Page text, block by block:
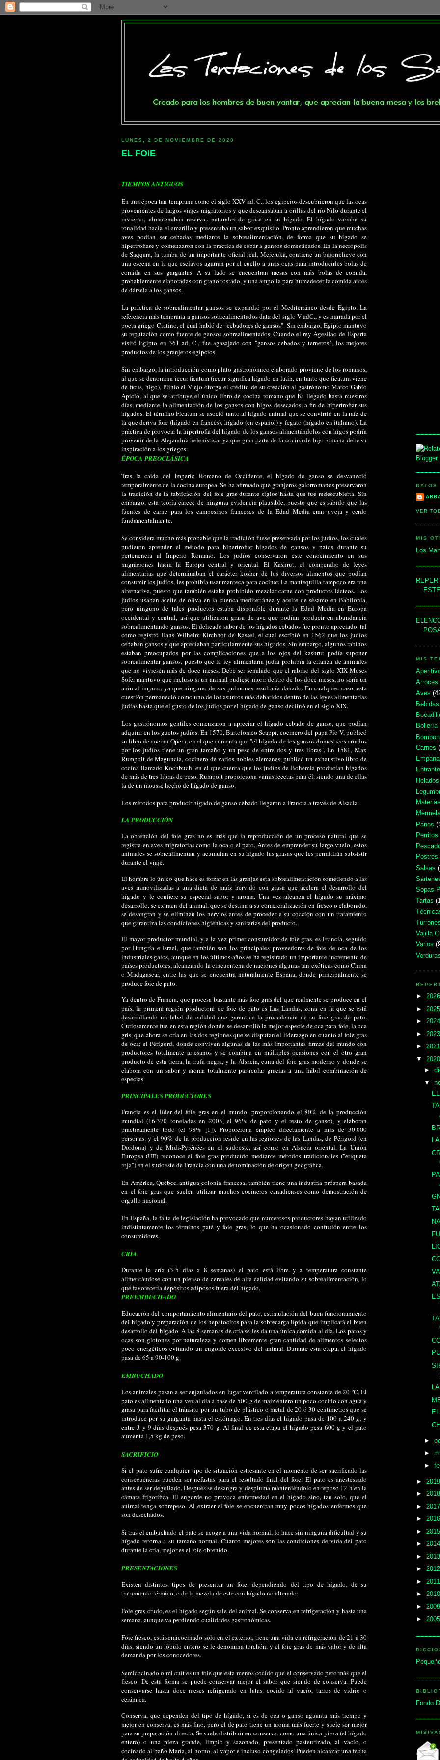
LUNES, 2 DE NOVIEMBRE DE 2020
EL FOIE
TIEMPOS ANTIGUOS
En una época tan temprana como el siglo XXV ad. C., los egipcios descubrieron que las ocas
provenientes de largos viajes migratorios y que descansaban a orillas del río Nilo durante el
invierno, almacenaban reservas naturales de grasa en su hígado. El hígado variaba su
tonalidad hacia el amarillo y presentaba un sabor exquisito. Pronto aprendieron que muchas
aves podían ser cebadas mediante la sobrealimentación, de forma que su hígado se
hipertrofiase y comenzaron con la práctica de cebar a gansos domesticados. En la necrópolis
de Saqqara, la tumba de un importante oficial real, Mereruka, contiene un bajorrelieve con
una escena en la que esclavos agarran por el cuello a unas ocas para introducirles bolas de
comida en sus gargantas. A su lado se encuentran mesas con más bolas de comida,
probablemente elaboradas con grano tostado, y una ampolla para humedecer la comida antes
de dársela a los gansos.
La práctica de sobrealimentar gansos se expandió por el Mediterráneo desde Egipto. La
referencia más temprana a gansos sobrealimentados data del siglo V adC., y es narrada por el
poeta griego Cratino, el cual habló de "cebadores de gansos". Sin embargo, Egipto mantuvo
su reputación como fuente de gansos sobrealimentados. Cuando el rey Agesilao de Esparta
visitó Egipto en 361 ad, C., fue agasajado con "gansos cebados y terneros", los mejores
productos de los granjeros egipcios.
Sin embargo, la introducción como plato gastronómico elaborado proviene de los romanos,
al que se denomina iecur ficatum (iecur significa hígado en latín, en tanto que ficatum viene
de ficus, higo). Plinio el Viejo otorga el crédito de su creación al gastrónomo Marco Gabio
Apicio, al que se atribuye el único libro de cocina romano que ha llegado hasta nuestros
días, mediante la alimentación de los gansos con higos desecados, a fin de hipertrofiar sus
hígados. El término Ficatum se asoció tanto al hígado animal que se convirtió en la raíz de
la que deriva foie (hígado en francés), hígado (en español) y fegato (hígado en italiano). La
práctica de provocar la hipertrofia del hígado de los gansos alimentándolos con higos podría
provenir de la Alejandría helenística, ya que gran parte de la cocina de lujo romana debe su
inspiración a los griegos.
ÉPOCA PREOCLÁSICA
Tras la caída del Imperio Romano de Occidente, el hígado de ganso se desvaneció
temporalmente de la cocina europea. Se ha afirmado que granjeros galorromanos preservaron
la tradición de la fabricación del foie gras durante siglos hasta que fue redescubierta. Sin
embargo, esta teoría carece de ninguna evidencia plausible, puesto que es sabido que las
fuentes de carne para los campesinos franceses de la Edad Media eran oveja y cerdo
fundamentalmente.
Se considera mucho más probable que la tradición fuese preservada por los judíos, los cuales
pudieron aprender el método para hipertrofiar hígados de gansos y patos durante su
pertenencia al Imperio Romano. Los judíos conservaron este conocimiento en sus
migraciones hacia la Europa central y oriental. El Kashrut, el compendio de leyes
alimentarias que determinaban el carácter kosher de los diversos alimentos que podían
consumir los judíos, les prohibía usar manteca para cocinar. La mantequilla tampoco era una
alternativa, puesto que también estaba prohibido mezclar carne con productos lácteos. Los
judíos usaban aceite de oliva en la cuenca mediterránea y aceite de sésamo en Babilonia,
pero ninguno de tales productos estaba disponible durante la Edad Media en Europa
occidental y central, así que utilizaron grasa de ave que podían producir en abundancia
sobrealimentando gansos. El delicado sabor de los hígados cebados fue pronto apreciado, tal
como registró Hans Wilhelm Kirchhof de Kassel, el cual escribió en 1562 que los judíos
cebaban gansos y que apreciaban particularmente sus hígados. Sin embargo, algunos rabinos
estaban preocupados por las complicaciones que a los ojos del kashrut podía suponer
sobrealimentar gansos, puesto que la ley alimentaria judía prohibía la crianza de animales
que no viviesen más de doce meses. Debe ser señalado que el rabino del siglo XIX Moses
Sofer mantuvo que incluso si un animal pudiese morir dentro de los doce meses, no sería un
animal impuro, ya que ninguno de sus pulmones resultaría dañado. En cualquier caso, esta
cuestión permaneció como uno de los asuntos más debatidos dentro de las leyes alimentarias
judías hasta que el gusto de los judíos por el hígado de ganso declinó en el siglo XIX.
Los gastrónomos gentiles comenzaron a apreciar el hígado cebado de ganso, que podían
adquirir en los guetos judíos. En 1570, Bartolomeo Scappi, cocinero del papa Pío V, publicó
su libro de cocina Opera, en el que comenta que "el hígado de los gansos domésticos criados
por los judíos tiene un gran tamaño y un peso de entre dos y tres libras". En 1581, Max
Rumpolt de Maguncia, cocinero de varios nobles alemanes, publicó un exhaustivo libro de
cocina llamado Kochbuch, en el que cuenta que los judíos de Bohemia producían hígados
de más de tres libras de peso. Rumpolt proporciona varias recetas para él, siendo una de ellas
la de un mousse hecho de hígado de ganso.
Los métodos para producir hígado de ganso cebado llegaron a Francia a través de Alsacia.
LA PRODUCCIÓN
La obtención del foie gras no es más que la reproducción de un proceso natural que se
registra en aves migratorias como la oca o el pato. Antes de emprender su largo vuelo, estos
animales se sobrealimentan y acumulan en su hígado las grasas que les permitirán subsistir
durante el viaje.
El hombre lo único que hace es forzar en las granjas esta sobrealimentación sometiendo a las
aves inmovilizadas a una dieta de maíz hervido con grasa que acelera el desarrollo del
hígado y le confiere su especial sabor y aroma. Una vez alcanza el hígado su máximo
desarrollo, se extraen del animal, que se destina a su comercialización en fresco o elaborado,
se desangran y se eliminan los nervios antes de proceder a su cocción con un tratamiento
que garantiza las condiciones higiénicas y sanitarias del producto.
El mayor productor mundial, y a la vez primer consumidor de foie gras, es Francia, seguido
por Hungría e Israel, que también son los principales proveedores de foie de oca de los
industriales galos, aunque en los últimos años se ha registrado un importante incremento de
países productores, alcanzando la cincuentena de naciones algunas tan exóticas como China
o Madagascar, entre las que se encuentra naturalmente España, donde principalmente se
produce foie de pato.
Ya dentro de Francia, que procesa bastante más foie gras del que realmente se produce en el
país, la primera región productora de foie de pato es Las Landas, zona en la que se está
desarrollando un label de calidad que garantice la procedencia de su foie gras de pato.
Curiosamente fue en esta región donde se desarrolló la mejor especie de oca para foie, la oca
gris, que ahora se cría en las dos regiones que se disputan el liderazgo en cuanto al foie gras
de oca; el Périgord, donde conviven algunas de las más importantes firmas del mundo con
productores totalmente artesanos y se combina en múltiples ocasiones con el otro gran
producto de esta tierra, la trufa negra, y la Alsacia, cuna del foie gras moderno y donde se
elabora con un sabor y aroma totalmente particular gracias a una hábil combinación de
especias.
PRINCIPALES PRODUCTORES
Francia es el líder del foie gras en el mundo, proporcionando el 80% de la producción
mundial (16.370 toneladas en 2003, el 96% de pato y el resto de ganso), y elaboran
prácticamente todo (el 98% [1]). Proporciona empleo directamente a más de 30.000
personas, y el 90% de la producción reside en las regiones de las Landas, de Périgord (en
Dordoña) y de Midi-Pyrénées en el sudoeste, así como en Alsacia oriental. La Unión
Europea (UE) reconoce el foie gras producido mediante métodos tradicionales ("etiqueta
roja") en el sudoeste de Francia con una denominación de origen geográfica.
En América, Québec, antigua colonia francesa, también tiene una industria próspera basada
en el foie gras que suelen utilizar muchos cocineros canadienses como demostración de
orgullo nacional.
En España, la falta de legislación ha provocado que numerosos productores hayan utilizado
indistintamente los términos paté y foie gras, lo que ha ocasionado confusión entre los
consumidores.
CRIA
Durante la cría (3-5 días a 8 semanas) el pato está libre y a temperatura constante
alimentándose con un pienso de cereales de alta calidad evitando su sobrealimentación, lo
que favorecería depósitos adiposos fuera del hígado.
PREEMBUCHADO
Educación del comportamiento alimentario del pato, estimulación del buen funcionamiento
del hígado y preparación de los hepatocitos para la sobrecarga lípida que implicará el buen
desarrollo del hígado. A las 8 semanas de cría se les da una única comida al día. Los patos y
ocas son glotones por naturaleza y comen libremente gran cantidad de alimentos selectos
poco energéticos evitando un engorde excesivo del animal. Durante esta etapa, el hígado
pasa de 65 a 90-100 g.
EMBUCHADO
Los animales pasan a ser enjaulados en lugar ventilado a temperatura constante de 20 ºC. El
pato es alimentado una vez al día a base de 500 g de maíz entero un poco cocido con agua y
grasa para facilitar el tránsito por un tubo de plástico o metal de 20 ó 30 centímetros que se
introduce por su garganta hasta el estómago. En tres días el hígado pasa de 100 a 240 g; y
entre 3 y 9 días después pesa 370 g. Al final de esta etapa el hígado pesa 600 g y el pato
aumenta 1,5 kg de peso.
SACRIFICIO
Si el pato sufre cualquier tipo de situación estresante en el momento de ser sacrificado las
consecuencias pueden ser nefastas para el resultado final del foie. El pato es anestesiado
antes de ser degollado. Después se desangra y despluma manteniéndolo en reposo 12 h en la
cámara frigorífica. El engorde no provoca enfermedad en el hígado sino, tan solo, que el
animal tenga sobrepeso. Al extraer el foie se encuentran muy pocos hígados enfermos que
son desechados.
Si tras el embuchado el pato se acoge a una vida normal, lo hace sin ninguna dificultad y su
hígado retorna a su tamaño normal. Cuanto mejores son las condiciones de vida del pato
durante la cría, mejor es el foie obtenido.
PRESENTACIONES
Existen distintos tipos de presentar un foie, dependiendo del tipo de hígado, de su
tratamiento térmico, o de la mezcla de este con hígado no alterado:
Foie gras crudo, es el hígado según sale del animal. Se conserva en refrigeración y hasta una
semana, aunque va perdiendo cualidades gastronómicas.
Foie fresco, está semicocinado solo en el exterior, tiene una vida en refrigeración de 21 a 30
días, siendo un lóbulo entero se le denomina torchón, y el foie gras de más valor y de alta
demanda por los conocedores.
Semicocinado o mi cuit es un foie que esta menos cocido que el conservado pero más que el
fresco. De esta forma se puede conservar mejor el sabor que siendo de conserva. Puede
conservarse hasta doce meses refrigerado en latas, cocido al vacío, tarros de vidrio o
cerámica.
Conserva, que dependen del tipo de hígado, si es de oca o ganso aguanta más tiempo y
mejor en conserva, es más fino, pero el de pato tiene un aroma más fuerte y suele ser mejor
para su preparación directa. Se suele distribuir en conserva, como una única pieza (el hígado
entero) o una pieza grande, limpio y sazonado, presentado pasteurizado, al vacío, o
cocinado al baño María, al horno, al vapor e incluso congelados. Pueden alcanzar una fecha
DATOS
VER
MIS
Los
MIS
Arroces
Aves
Bollería
Carnes
Panes
Postres
Salsas
Sopas
Tartas
Vajilla
Varios
►
►
►
►
►
▼
►
▼
►
►
►
►
►
►
►
►
►
►
►
►
►
►
►
Fondo